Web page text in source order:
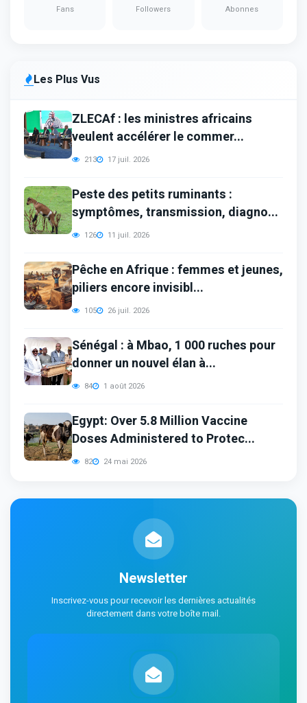
Fans Followers Abonnes
Les Plus Vus
ZLECAf : les ministres africains
veulent accélérer le commer...
213 17 juil. 2026
Peste des petits ruminants :
symptômes, transmission, diagno...
126 11 juil. 2026
Pêche en Afrique : femmes et jeunes,
piliers encore invisibl...
105 26 juil. 2026
Sénégal : à Mbao, 1 000 ruches pour
donner un nouvel élan à...
84 1 août 2026
Egypt: Over 5.8 Million Vaccine
Doses Administered to Protec...
82 24 mai 2026
Newsletter
Inscrivez-vous pour recevoir les dernières actualités
directement dans votre boîte mail.